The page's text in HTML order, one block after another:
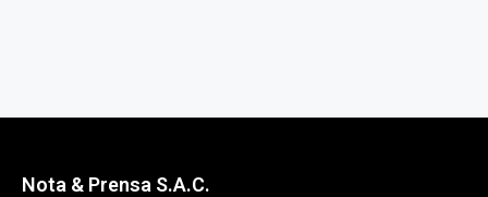
Nota & Prensa S.A.C.